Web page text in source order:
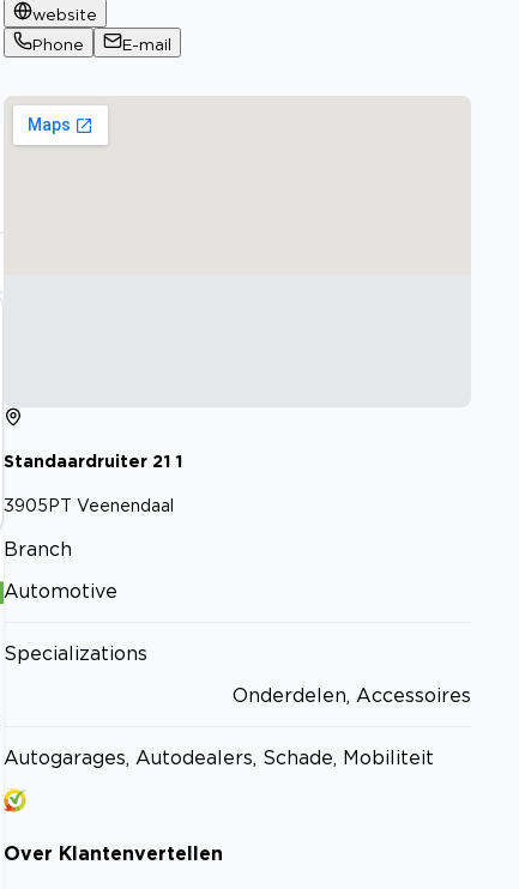
website
Phone
E-mail
Standaardruiter 21 1
3905PT Veenendaal
Branch
Automotive
Specializations
Onderdelen, Accessoires
Autogarages, Autodealers, Schade, Mobiliteit
Over Klantenvertellen